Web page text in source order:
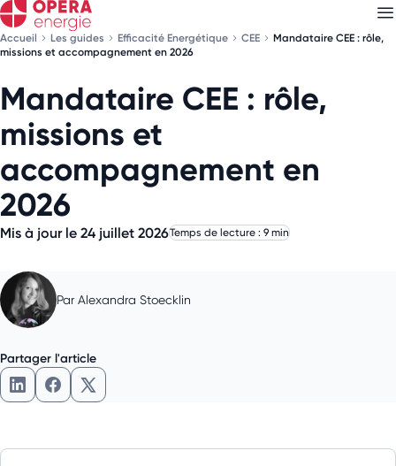
Accueil Les guides Efficacité Energétique CEE
Mandataire CEE : rôle,
missions et accompagnement en 2026
Mandataire CEE : rôle,
missions et
accompagnement en
2026
Mis à jour le 24 juillet 2026Temps de lecture : 9 min
Par Alexandra Stoecklin
Partager l'article
Partager l'article sur LinkedIn
Partager l'article sur Facebook
Partager l'article sur X
Découvrez nosnewsletters
Choisissez les newsletters qui vous intéressent